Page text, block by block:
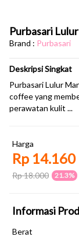
Purbasari
Brand : Purbasari
Deskripsi Singkat
Purbasari Lulur
coffee yang
perawatan kulit ...
Harga
Rp 14.160
Rp 18.000 21.3%
Informasi
Berat